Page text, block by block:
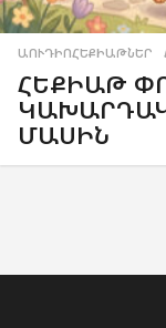
ԱՈՒԴԻՈՀԵՔԻԱԹՆԵՐ ,
ՀԵՔԻԱԹ
ՄԱՍԻՆ